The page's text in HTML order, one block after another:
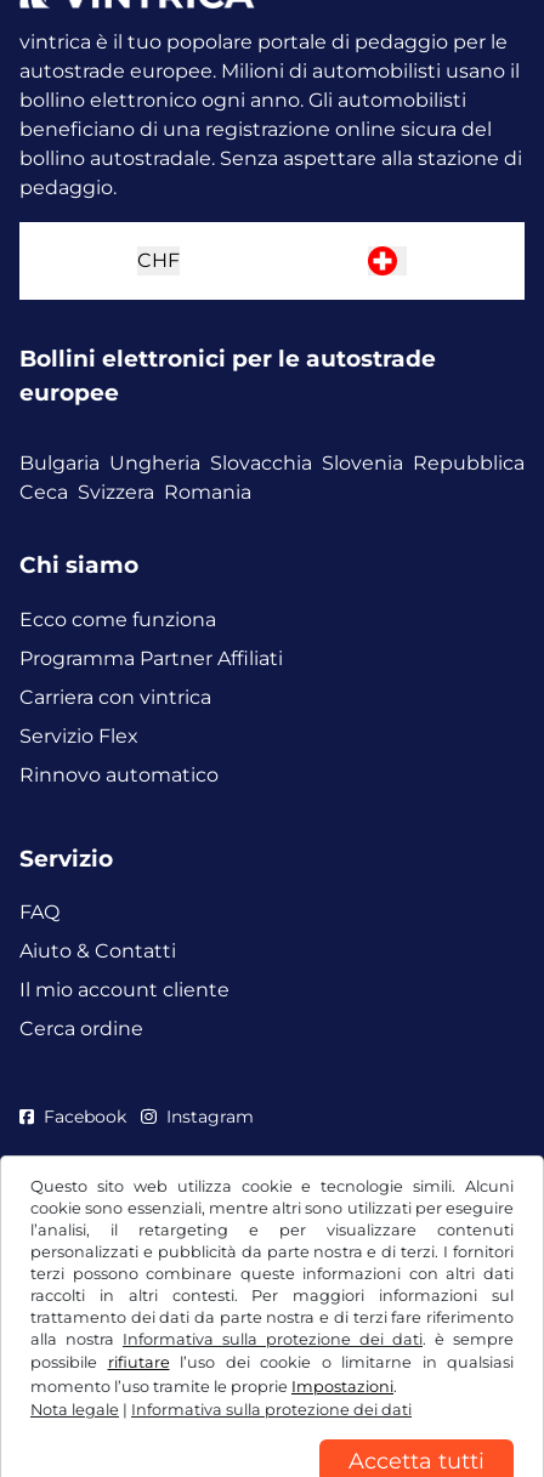
Questo sito web utilizza cookie e tecnologie simili. Alcuni
cookie sono essenziali, mentre altri sono utilizzati per eseguire
l’analisi, il retargeting e per visualizzare contenuti
personalizzati e pubblicità da parte nostra e di terzi. I fornitori
terzi possono combinare queste informazioni con altri dati
raccolti in altri contesti. Per maggiori informazioni sul
trattamento dei dati da parte nostra e di terzi fare riferimento
alla nostra Informativa sulla protezione dei dati. è sempre
possibile rifiutarel’uso dei cookie o limitarne in qualsiasi
momento l’uso tramite le proprie Impostazioni.
Nota legale | Informativa sulla protezione dei dati
Accetta tutti
vintrica è il tuo popolare portale di pedaggio per le
autostrade europee. Milioni di automobilisti usano il
bollino elettronico ogni anno. Gli automobilisti
beneficiano di una registrazione online sicura del
bollino autostradale. Senza aspettare alla stazione di
pedaggio.
CHF
Bollini elettronici per le autostrade
europee
Bulgaria Ungheria Slovacchia Slovenia Repubblica
Ceca Svizzera Romania
Chi siamo
Ecco come funziona
Programma Partner Affiliati
Carriera con vintrica
Servizio Flex
Rinnovo automatico
Servizio
FAQ
Aiuto & Contatti
Il mio account cliente
Cerca ordine
Facebook Instagram
CGC / Diritto di recesso
Informativa sulla protezione dei dati